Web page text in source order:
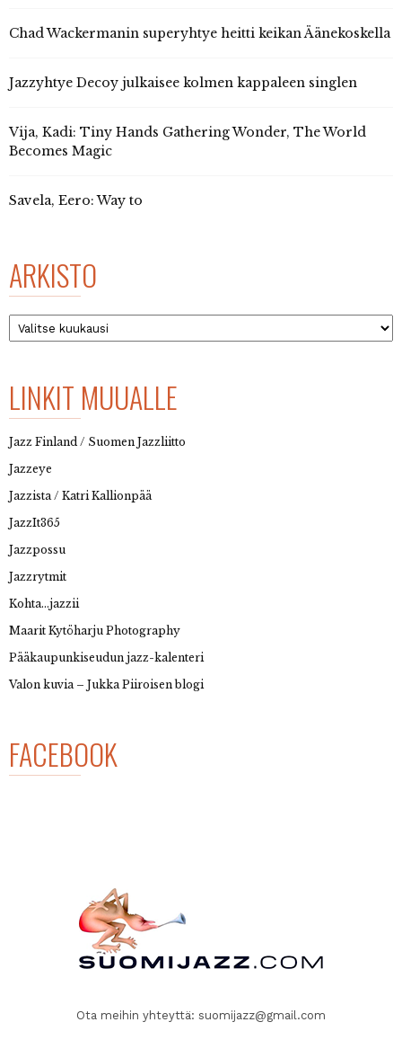
Chad Wackermanin superyhtye heitti keikan Äänekoskella
Jazzyhtye Decoy julkaisee kolmen kappaleen singlen
Vija, Kadi: Tiny Hands Gathering Wonder, The World
Becomes Magic
Savela, Eero: Way to
ARKISTO
Arkisto
LINKIT MUUALLE
Jazz Finland / Suomen Jazzliitto
Jazzeye
Jazzista / Katri Kallionpää
JazzIt365
Jazzpossu
Jazzrytmit
Kohta…jazzii
Maarit Kytöharju Photography
Pääkaupunkiseudun jazz-kalenteri
Valon kuvia – Jukka Piiroisen blogi
FACEBOOK
Ota meihin yhteyttä: suomijazz@gmail.com